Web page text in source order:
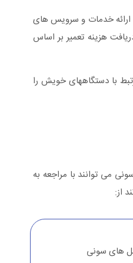
ارائه خدمات و سرویس های
هزینه تعمیر بر اساس
با دستگاههای خویش را
می توانند با مراجعه به
از:
های سونی